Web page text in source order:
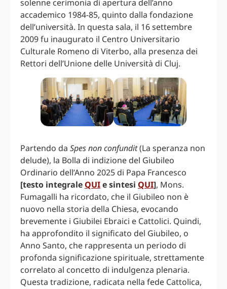
solenne cerimonia di apertura dell’anno
accademico 1984-85, quinto dalla fondazione
dell’università. In questa sala, il 16 settembre
2009 fu inaugurato il Centro Universitario
Culturale Romeno di Viterbo, alla presenza dei
Rettori dell’Unione delle Università di Cluj.
Partendo da Spes non confundit(La speranza non
delude), la Bolla di indizione del Giubileo
Ordinario dell’Anno 2025 di Papa Francesco
[testo integrale QUIe sintesi QUI], Mons.
Fumagalli ha ricordato, che il Giubileo non è
nuovo nella storia della Chiesa, evocando
brevemente i Giubilei Ebraici e Cattolici. Quindi,
ha approfondito il significato del Giubileo, o
Anno Santo, che rappresenta un periodo di
profonda significazione spirituale, strettamente
correlato al concetto di indulgenza plenaria.
Questa tradizione, radicata nella fede Cattolica,